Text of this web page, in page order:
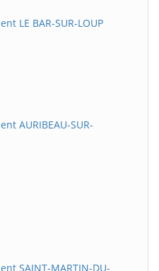
LE BAR-SUR-LOUP
AURIBEAU-SUR-
SAINT-MARTIN-DU-